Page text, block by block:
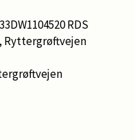
RDS
Ryttergrøftvejen